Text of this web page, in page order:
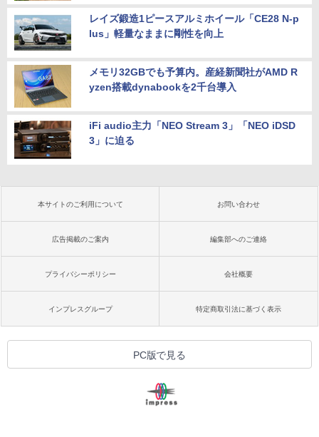
レイズ鍛造1ピースアルミホイール「CE28 N-p
lus」軽量なままに剛性を向上
メモリ32GBでも予算内。産経新聞社がAMD R
yzen搭載dynabookを2千台導入
iFi audio主力「NEO Stream 3」「NEO iDSD
3」に迫る
本サイトのご利用について お問い合わせ
広告掲載のご案内 編集部へのご連絡
プライバシーポリシー 会社概要
インプレスグループ 特定商取引法に基づく表示
PC版で見る